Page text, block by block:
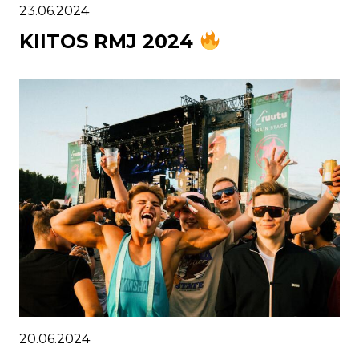
23.06.2024
KIITOS RMJ 2024
20.06.2024